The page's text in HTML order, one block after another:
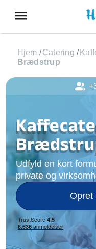
menu
Hjem /Catering /
Brædstrup
Udfyld en kort
private og
Opret